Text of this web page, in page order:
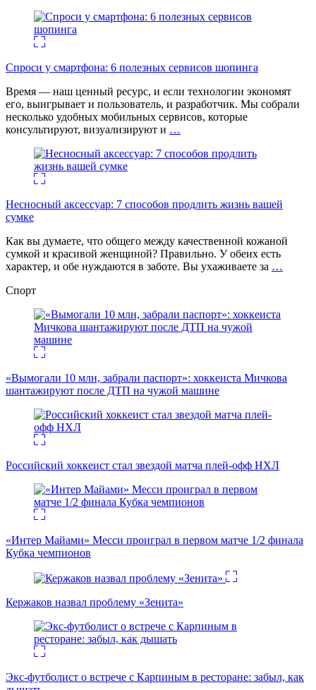
Спроси у смартфона: 6 полезных cервисов шопинга
Время — наш ценный ресурс, и если технологии экономят
его, выигрывает и пользователь, и разработчик. Мы собрали
несколько удобных мобильных сервисов, которые
консультируют, визуализируют и …
Несносный аксессуар: 7 способов продлить жизнь вашей
сумке
Как вы думаете, что общего между качественной кожаной
сумкой и красивой женщиной? Правильно. У обеих есть
характер, и обе нуждаются в заботе. Вы ухаживаете за …
Спорт
«Вымогали 10 млн, забрали паспорт»: хоккеиста Мичкова
шантажируют после ДТП на чужой машине
Российский хоккеист стал звездой матча плей-офф НХЛ
«Интер Майами» Месси проиграл в первом матче 1/2 финала
Кубка чемпионов
Кержаков назвал проблему «Зенита»
Экс-футболист о встрече с Карпиным в ресторане: забыл, как